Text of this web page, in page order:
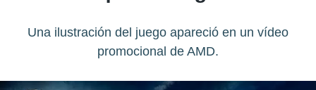
Una ilustración del juego apareció en un vídeo
promocional de AMD.